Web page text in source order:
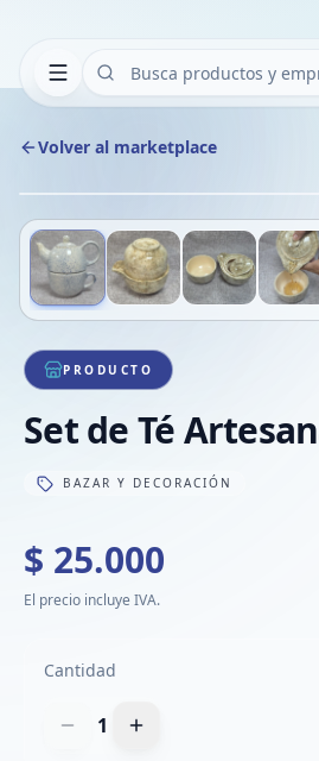
Volver al marketplace
1/7
PRODUCTO
Set de Té
BAZAR Y DECORACIÓN
$ 25.000
El precio incluye IVA.
Cantidad
1